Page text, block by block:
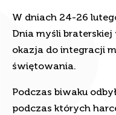
W dniach 24-26
Dnia myśli braterskiej
okazja do integracji
świętowania.
Podczas biwaku
podczas których